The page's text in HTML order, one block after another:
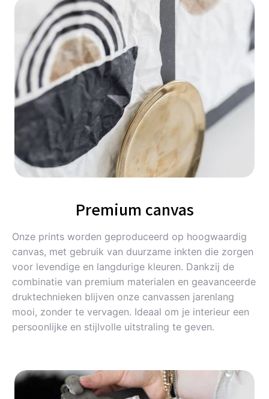
Premium canvas
Onze prints worden geproduceerd op hoogwaardig
canvas, met gebruik van duurzame inkten die zorgen
voor levendige en langdurige kleuren. Dankzij de
combinatie van premium materialen en geavanceerde
druktechnieken blijven onze canvassen jarenlang
mooi, zonder te vervagen. Ideaal om je interieur een
persoonlijke en stijlvolle uitstraling te geven.